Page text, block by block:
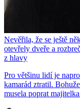
Nevěřila, že se ještě
otevřely dveře a
z hlavy
Pro většinu lidí je
kamarád ztratil.
musela poprat